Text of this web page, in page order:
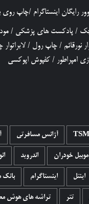
رایگان اینستاگرام /چاپ روی
/ پادکست های پزشکی /
نورقائم / چاپ رول /
امپراطور / کفپوش اپوکسی
آژانس مسافرتی
خودران اندروید
اینتل اینستاگرام بانک
تتر تراشه های هوش